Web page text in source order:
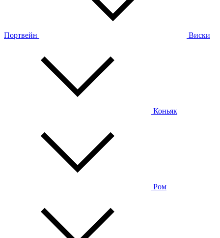
Портвейн Виски
Коньяк
Ром